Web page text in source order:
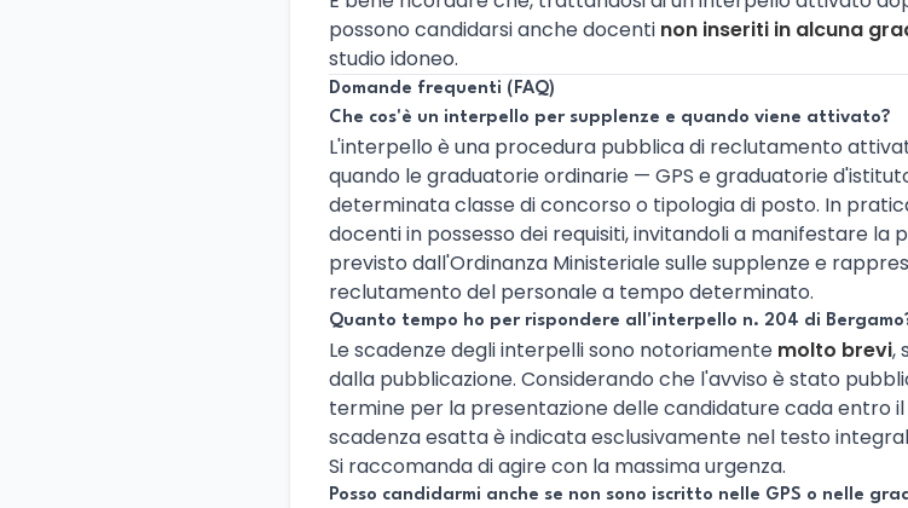
possono candidarsi anche docenti non inseriti in alcuna
studio idoneo.
Domande frequenti (FAQ)
Che cos'è un interpello per supplenze e quando viene attivato?
L'interpello è una procedura pubblica di reclutamento
quando le graduatorie ordinarie — GPS e graduatorie
determinata classe di concorso o tipologia di posto. In
docenti in possesso dei requisiti, invitandoli a manifestare la
previsto dall'Ordinanza Ministeriale sulle supplenze e
reclutamento del personale a tempo determinato.
Quanto tempo ho per rispondere all'interpello n. 204 di
Le scadenze degli interpelli sono notoriamente molto brevi,
dalla pubblicazione. Considerando che l'avviso è stato
termine per la presentazione delle candidature cada entro il
scadenza esatta è indicata esclusivamente nel testo
Si raccomanda di agire con la massima urgenza.
Posso candidarmi anche se non sono iscritto nelle GPS o nelle